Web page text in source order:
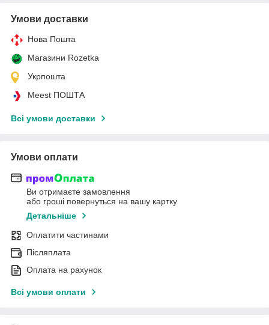
Умови доставки
Нова Пошта
Магазини Rozetka
Укрпошта
Meest ПОШТА
Всі умови доставки
Умови оплати
Ви отримаєте замовлення
або гроші повернуться на вашу картку
Детальніше
Оплатити частинами
Післяплата
Оплата на рахунок
Всі умови оплати